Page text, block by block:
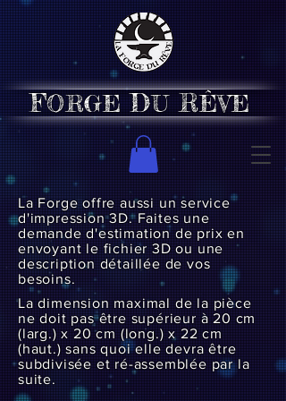
FORGEDURÊVE
La Forge offre aussi un service
d'impression 3D. Faites une
demande d'estimation de prix en
envoyant le fichier 3D ou une
description détaillée de vos
besoins.
La dimension maximal de la pièce
ne doit pas être supérieur à 20 cm
(larg.) x 20 cm (long.) x 22 cm
(haut.) sans quoi elle devra être
subdivisée etré-assemblée par la
suite.